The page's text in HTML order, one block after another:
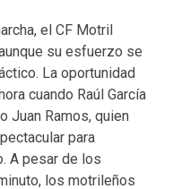
el CF Motril
su esfuerzo se
La oportunidad
cuando Raúl García
Juan Ramos, quien
para
A pesar de los
los motrileños